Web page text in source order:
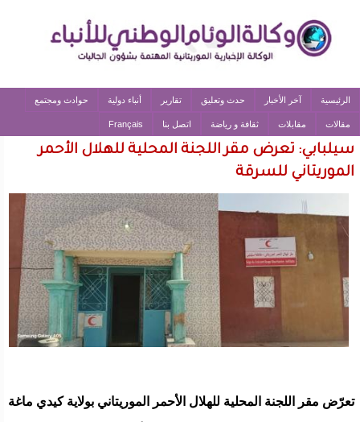
الرئيسية آخر الأخبار حدث وتعليق تقارير أنباء دولية حوادث ومجتمع
مقالات مقابلات ثقافة و رياضة اتصل بنا Français
سيلبابي: تعرض مقر اللجنة المحلية للهلال الأحمر
الموريتاني للسرقة
تعرّض مقر اللجنة المحلية للهلال الأحمر الموريتاني بولاية كيدي ماغة